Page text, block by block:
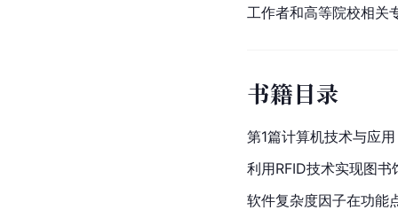
工作者和高等院校相关
书籍目录
第1篇计算机技术与应用
利用RFID技术实现图书
软件复杂度因子在功能